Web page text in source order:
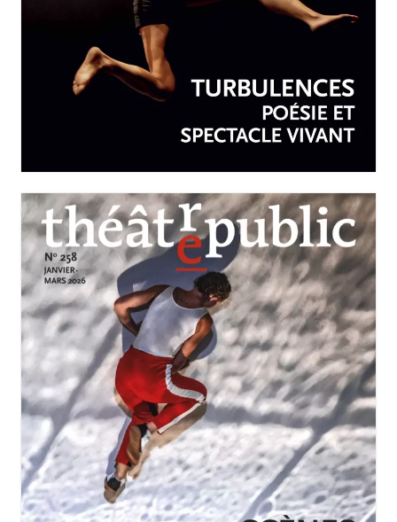
AVRIL-JUIN 2026
N°259
Turbulences : poésie et
spectacle vivant